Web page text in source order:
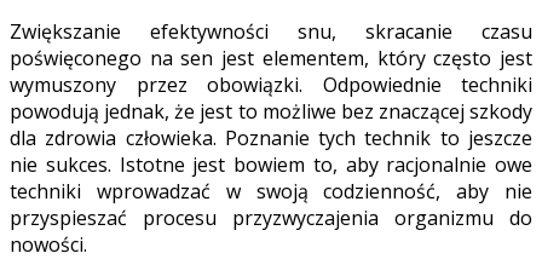
Zwiększanie efektywności snu, skracanie czasu
poświęconego na sen jest elementem, który często jest
wymuszony przez obowiązki. Odpowiednie techniki
powodują jednak, że jest to możliwe bez znaczącej szkody
dla zdrowia człowieka. Poznanie tych technik to jeszcze
nie sukces. Istotne jest bowiem to, aby racjonalnie owe
techniki wprowadzać w swoją codzienność, aby nie
przyspieszać procesu przyzwyczajenia organizmu do
nowości.